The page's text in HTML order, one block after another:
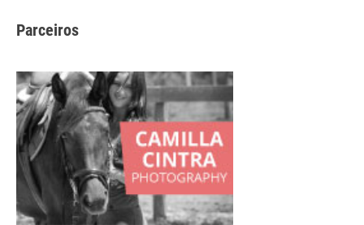
Parceiros